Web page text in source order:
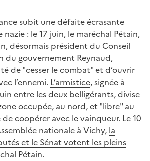
subit une défaite écrasante
nazie : le 17 juin, le maréchal Pétain,
désormais président du Conseil
du gouvernement Reynaud,
de "cesser le combat" et d’ouvrir
l’ennemi. L’armistice, signée à
entre les deux belligérants, divise
occupée, au nord, et "libre" au
coopérer avec le vainqueur. Le 10
nationale à Vichy, la
et le Sénat votent les pleins
Pétain.